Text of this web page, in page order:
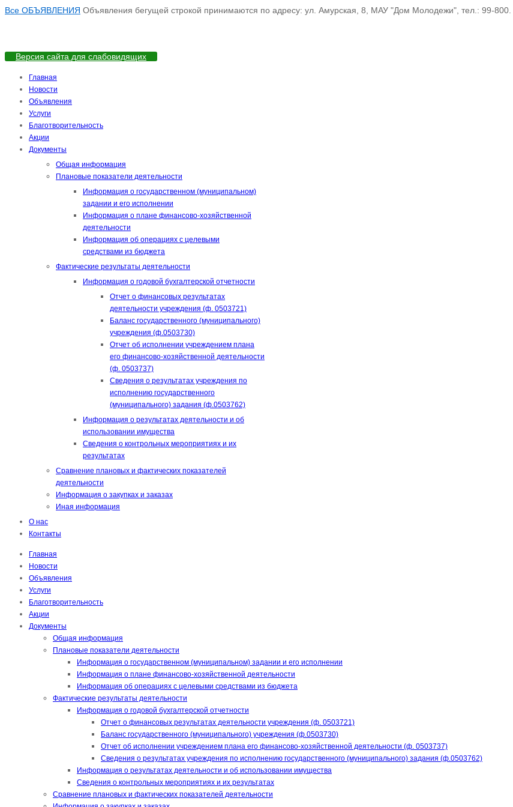
Все ОБЪЯВЛЕНИЯ Объявления бегущей строкой принимаются по адресу: ул. Амурская, 8, МАУ "Дом Молодежи", тел.: 99-800.
Версия сайта для слабовидящих
Главная
Новости
Объявления
Услуги
Благотворительность
Акции
Документы
Общая информация
Плановые показатели деятельности
Информация о государственном (муниципальном)
задании и его исполнении
Информация о плане финансово-хозяйственной
деятельности
Информация об операциях с целевыми
средствами из бюджета
Фактические результаты деятельности
Информация о годовой бухгалтерской отчетности
Отчет о финансовых результатах
деятельности учреждения (ф. 0503721)
Баланс государственного (муниципального)
учреждения (ф.0503730)
Отчет об исполнении учреждением плана
его финансово-хозяйственной деятельности
(ф. 0503737)
Сведения о результатах учреждения по
исполнению государственного
(муниципального) задания (ф.0503762)
Информация о результатах деятельности и об
использовании имущества
Сведения о контрольных мероприятиях и их
результатах
Сравнение плановых и фактических показателей
деятельности
Информация о закупках и заказах
Иная информация
О нас
Контакты
Главная
Новости
Объявления
Услуги
Благотворительность
Акции
Документы
Общая информация
Плановые показатели деятельности
Информация о государственном (муниципальном) задании и его исполнении
Информация о плане финансово-хозяйственной деятельности
Информация об операциях с целевыми средствами из бюджета
Фактические результаты деятельности
Информация о годовой бухгалтерской отчетности
Отчет о финансовых результатах деятельности учреждения (ф. 0503721)
Баланс государственного (муниципального) учреждения (ф.0503730)
Отчет об исполнении учреждением плана его финансово-хозяйственной деятельности (ф. 0503737)
Сведения о результатах учреждения по исполнению государственного (муниципального) задания (ф.0503762)
Информация о результатах деятельности и об использовании имущества
Сведения о контрольных мероприятиях и их результатах
Сравнение плановых и фактических показателей деятельности